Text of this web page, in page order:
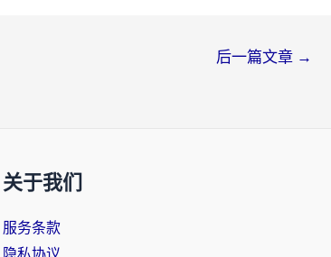
后一篇文章 →
关于我们
服务条款